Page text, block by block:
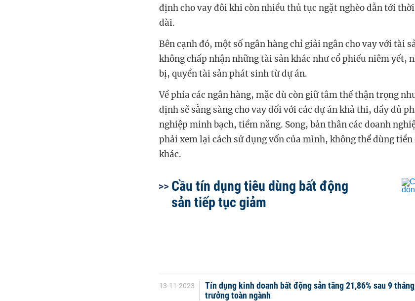
định cho vay đôi khi còn nhiều thủ tục ngặt nghèo dẫn tới
dài.
Bên cạnh đó, một số ngân hàng chỉ giải ngân cho vay với tài
không chấp nhận những tài sản khác như cổ phiếu niêm yết,
bị, quyền tài sản phát sinh từ dự án.
Về phía các ngân hàng, mặc dù còn giữ tâm thế thận trọng
định sẽ sẵng sàng cho vay đối với các dự án khả thi, đầy đủ
nghiệp minh bạch, tiềm năng. Song, bản thân các doanh
phải xem lại cách sử dụng vốn của mình, không thể dùng tiền
khác.
Cầu tín dụng tiêu dùng bất động
sản tiếp tục giảm
13-11-2023
Tín dụng kinh doanh bất động sản tăng 21,86% sau 9
trưởng toàn ngành